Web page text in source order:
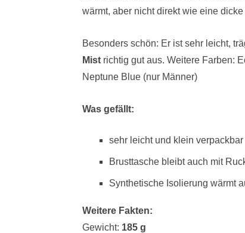
wärmt, aber nicht direkt wie eine
Besonders schön: Er ist sehr leicht,
Mist richtig gut aus. Weitere Farben:
Neptune Blue (nur Männer)
Was gefällt:
sehr leicht und klein verpackbar
Brusttasche bleibt auch mit
Synthetische Isolierung wärmt
Weitere Fakten:
Gewicht: 185 g